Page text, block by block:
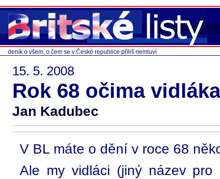
deník o všem, o čem se v České republice příliš nemluví
15. 5. 2008
Rok 68 očima vidláka
Jan Kadubec
V BL máte o dění v roce 68
Ale my vidláci (jiný název pro